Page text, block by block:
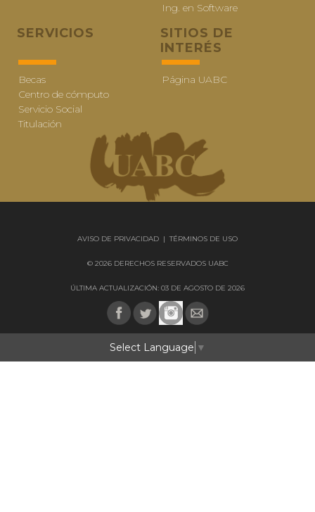
Ing. en Software
SERVICIOS
Becas
Centro de cómputo
Servicio Social
Titulación
SITIOS DE
INTERÉS
Página UABC
AVISO DE PRIVACIDAD | TÉRMINOS DE USO
© 2026 DERECHOS RESERVADOS UABC
ÚLTIMA ACTUALIZACIÓN: 03 DE AGOSTO DE 2026
Select Language ▼